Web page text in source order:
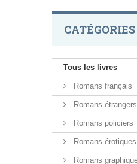
CATÉGORIES
Tous les livres
Romans français
Romans étrangers
Romans policiers
Romans érotiques
Romans